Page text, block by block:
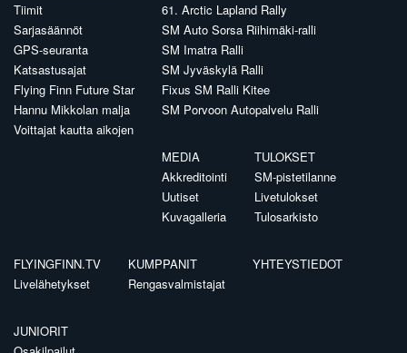
Tiimit
Sarjasäännöt
GPS-seuranta
Katsastusajat
Flying Finn Future Star
Hannu Mikkolan malja
Voittajat kautta aikojen
61. Arctic Lapland Rally
SM Auto Sorsa Riihimäki-ralli
SM Imatra Ralli
SM Jyväskylä Ralli
Fixus SM Ralli Kitee
SM Porvoon Autopalvelu Ralli
MEDIA
Akkreditointi
Uutiset
Kuvagalleria
TULOKSET
SM-pistetilanne
Livetulokset
Tulosarkisto
FLYINGFINN.TV
Livelähetykset
KUMPPANIT
Rengasvalmistajat
YHTEYSTIEDOT
JUNIORIT